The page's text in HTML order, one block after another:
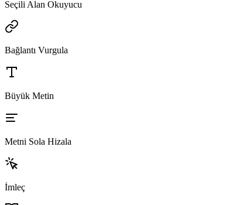
Seçili Alan Okuyucu
Bağlantı Vurgula
Büyük Metin
Metni Sola Hizala
İmleç